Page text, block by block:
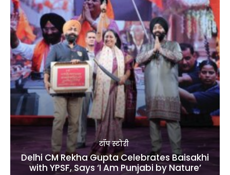
टॉप स्टोरी
Delhi CM Rekha Gupta Celebrates Baisakhi
with YPSF, Says ‘I Am Punjabi by Nature’